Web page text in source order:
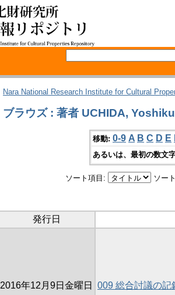
Nara National Research Institute for Cultural
ブラウズ : 著者 UCHIDA,
移動: 0-9 A B C D E
あるいは、最初の数文
ソート項目: ソー
発行日
2016年12月9日金曜日 009 総合討議の記